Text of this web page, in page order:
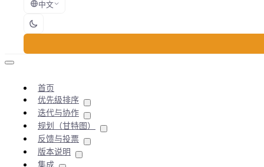
中文
首页
优先级排序
迭代与协作
规划（甘特图）
反馈与投票
版本说明
集成